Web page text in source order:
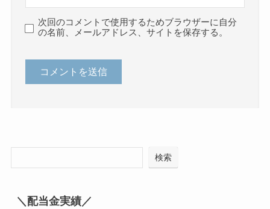
次回のコメントで使用するためブラウザーに自分
の名前、メールアドレス、サイトを保存する。
検索
＼配当金実績／